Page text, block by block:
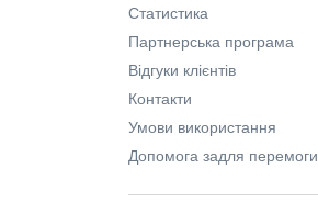
Статистика
Партнерська програма
Відгуки клієнтів
Контакти
Умови використання
Допомога задля перемоги